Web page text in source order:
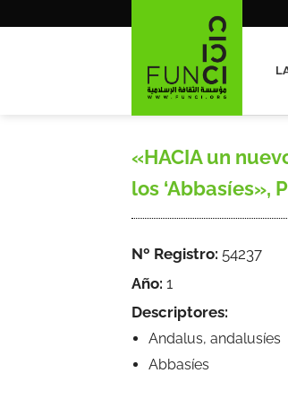
«HACIA un
los ‘Abbasíes»,
Nº Registro: 54237
Año: 1
Descriptores:
Andalus, andalusíes
Abbasíes